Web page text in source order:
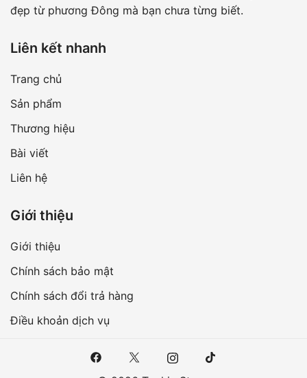
đẹp từ phương Đông mà bạn chưa từng biết.
Liên kết nhanh
Trang chủ
Sản phẩm
Thương hiệu
Bài viết
Liên hệ
Giới thiệu
Giới thiệu
Chính sách bảo mật
Chính sách đổi trả hàng
Điều khoản dịch vụ